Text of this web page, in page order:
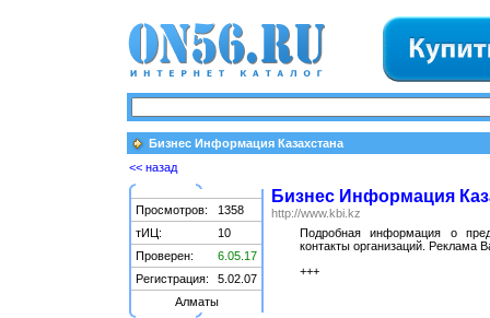
Бизнес Информация Казахстана
<< назад
Просмотров:
1358
тИЦ:
10
Проверен:
6.05.17
Регистрация:
5.02.07
Алматы
Бизнес Информация
http://www.kbi.kz
Подробная информация о
контакты организаций. Реклама
+++